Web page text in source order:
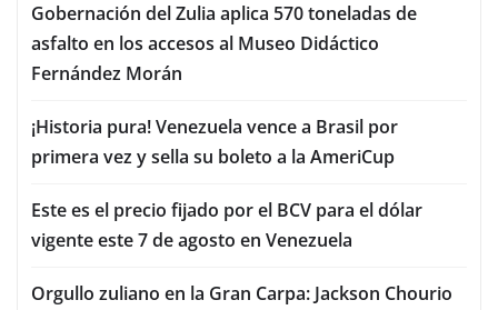
Gobernación del Zulia aplica 570 toneladas de
asfalto en los accesos al Museo Didáctico
Fernández Morán
¡Historia pura! Venezuela vence a Brasil por
primera vez y sella su boleto a la AmeriCup
Este es el precio fijado por el BCV para el dólar
vigente este 7 de agosto en Venezuela
Orgullo zuliano en la Gran Carpa: Jackson Chourio